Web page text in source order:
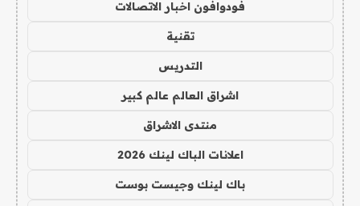
فودوافون اخبار الاتصالات
تقنية
التدريس
اشراق العالم عالم كبير
منتدى الاشراق
اعلانات الباك لينك 2026
باك لينك وجيست بوست